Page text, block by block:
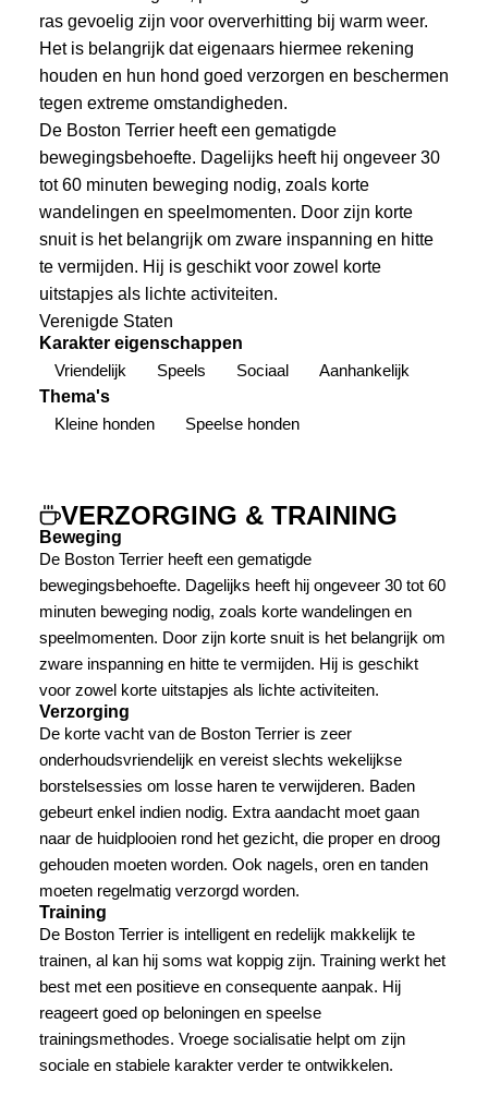
ras gevoelig zijn voor oververhitting bij warm weer.
Het is belangrijk dat eigenaars hiermee rekening
houden en hun hond goed verzorgen en beschermen
tegen extreme omstandigheden.
De Boston Terrier heeft een gematigde
bewegingsbehoefte. Dagelijks heeft hij ongeveer 30
tot 60 minuten beweging nodig, zoals korte
wandelingen en speelmomenten. Door zijn korte
snuit is het belangrijk om zware inspanning en hitte
te vermijden. Hij is geschikt voor zowel korte
uitstapjes als lichte activiteiten.
Verenigde Staten
Karakter eigenschappen
Vriendelijk
Speels Sociaal
Aanhankelijk
Thema's
Kleine honden
Speelse honden
VERZORGING & TRAINING
Beweging
De Boston Terrier heeft een gematigde
bewegingsbehoefte. Dagelijks heeft hij ongeveer 30 tot 60
minuten beweging nodig, zoals korte wandelingen en
speelmomenten. Door zijn korte snuit is het belangrijk om
zware inspanning en hitte te vermijden. Hij is geschikt
voor zowel korte uitstapjes als lichte activiteiten.
Verzorging
De korte vacht van de Boston Terrier is zeer
onderhoudsvriendelijk en vereist slechts wekelijkse
borstelsessies om losse haren te verwijderen. Baden
gebeurt enkel indien nodig. Extra aandacht moet gaan
naar de huidplooien rond het gezicht, die proper en droog
gehouden moeten worden. Ook nagels, oren en tanden
moeten regelmatig verzorgd worden.
Training
De Boston Terrier is intelligent en redelijk makkelijk te
trainen, al kan hij soms wat koppig zijn. Training werkt het
best met een positieve en consequente aanpak. Hij
reageert goed op beloningen en speelse
trainingsmethodes. Vroege socialisatie helpt om zijn
sociale en stabiele karakter verder te ontwikkelen.